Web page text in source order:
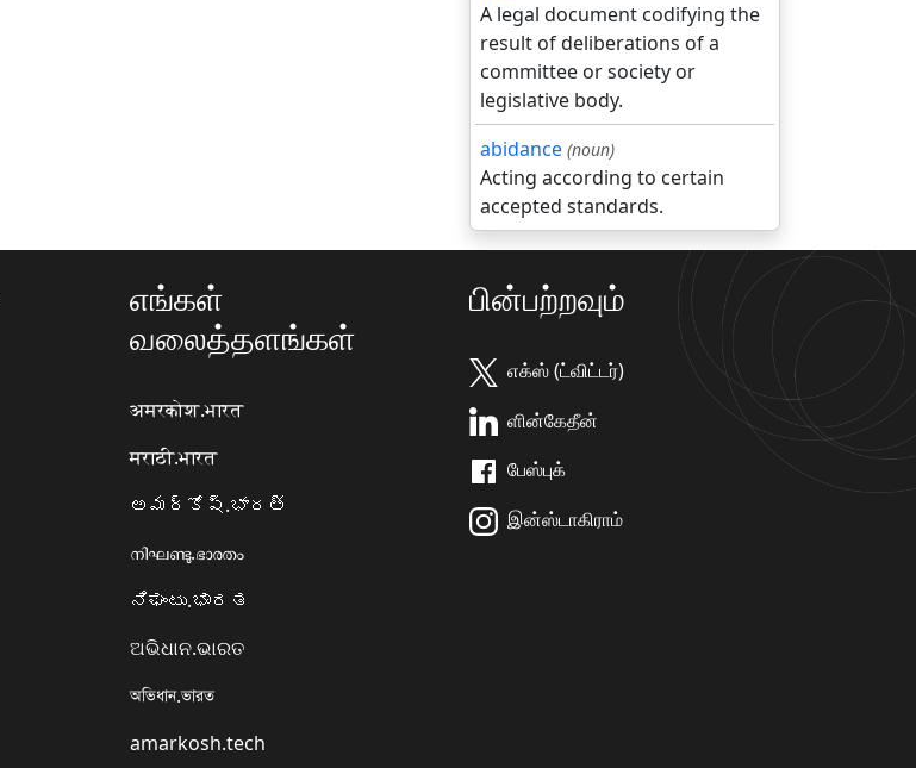
A legal document codifying the
result of deliberations of a
committee or society or
legislative body.
abidance (noun)
Acting according to certain
accepted standards.
எங்கள்
வலைத்தளங்கள்
अमरकोश.भारत
मराठी.भारत
అమర్కోష్.భారత్
നിഘണ്ടു.ഭാരതം
ನಿಘಂಟು.ಭಾರತ
ଅଭିଧାନ.ଭାରତ
অভিধান.ভারত
amarkosh.tech
பின்பற்றவும்
எக்ஸ் (ட்விட்டர்)
ளின்கேதீன்
பேஸ்புக்
இன்ஸ்டாகிராம்